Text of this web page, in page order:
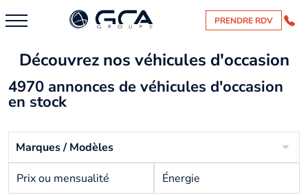
PRENDRE RDV
Découvrez nos véhicules d'occasion
4970 annonces de véhicules d'occasion
en stock
Marques / Modèles
Prix ou mensualité Énergie